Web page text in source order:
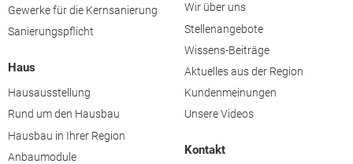
Gewerke für die Kernsanierung
Sanierungspflicht
Haus
Hausausstellung
Rund um den Hausbau
Hausbau in Ihrer Region
Anbaumodule
Wir über uns
Stellenangebote
Wissens-Beiträge
Aktuelles aus der Region
Kundenmeinungen
Unsere Videos
Kontakt